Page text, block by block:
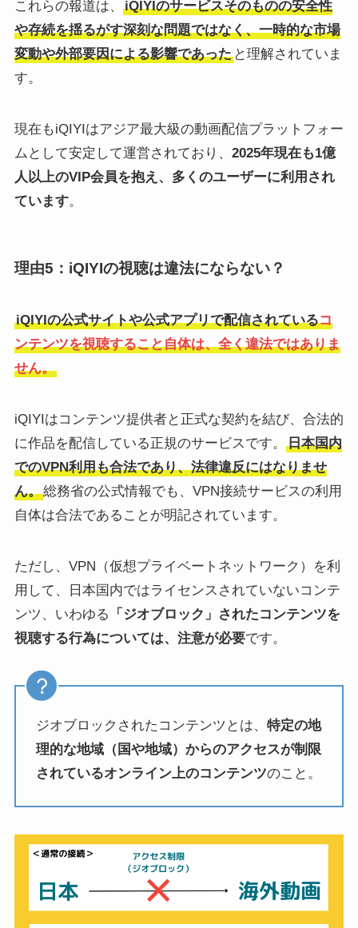
これらの報道は、
iQIYIのサービスそのものの安全性
や存続を揺るがす深刻な問題ではなく、一時的な市場
変動や外部要因による影響であったと理解されていま
す。
現在もiQIYIはアジア最大級の動画配信プラットフォー
ムとして安定して運営されており、 2025年現在も1億
人以上のVIP会員を抱え、多くのユーザーに利用され
ています。
理由5：iQIYIの視聴は違法にならない？
iQIYIの公式サイトや公式アプリで配信されているコ
ンテンツを視聴すること自体は、全く違法ではありま
せん。
iQIYIはコンテンツ提供者と正式な契約を結び、合法的
に作品を配信している正規のサービスです。
日本国内
でのVPN利用も合法であり、法律違反にはなりませ
ん。総務省の公式情報でも、VPN接続サービスの利用
自体は合法であることが明記されています。
ただし、VPN（仮想プライベートネットワーク）を利
用して、日本国内ではライセンスされていないコンテ
ンツ、いわゆる
「ジオブロック」されたコンテンツを
視聴する行為については、注意が必要です。
ジオブロックされたコンテンツとは、特定の地
理的な地域（国や地域）からのアクセスが制限
されているオンライン上のコンテンツのこと。